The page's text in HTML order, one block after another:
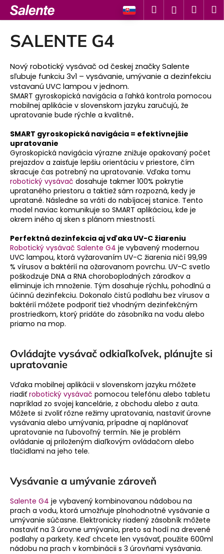
Prejsť
obsah
Hľadať
SALENTE G4
Nový robotický vysávač od českej značky Salente
sľubuje funkciu 3v1 – vysávanie, umývanie a dezinfekciu
vstavanú UVC lampou v jednom.
SMART gyroskopická navigácia a ľahká kontrola pomocou
mobilnej aplikácie v slovenskom jazyku zaručujú, že
upratovanie bude rýchle a kvalitné.
SMART gyroskopická navigácia = efektívnejšie
upratovanie
Gyroskopická navigácia výrazne znižuje opakovaný počet
prejazdov a zaisťuje lepšiu orientáciu v priestore, čím
skracuje čas potrebný na upratovanie. Vďaka tomu
robotický vysávač dosahuje takmer 100% pokrytie
uprataného priestoru a taktiež sám rozpozná, kedy je
upratané. Následne sa vráti do nabíjacej stanice. Tento
model naviac komunikuje so SMART aplikáciou, kde je
okrem iného aj sken s plánom miestností.
Perfektná dezinfekcia aj vďaka UV-C žiareniu
Robotický vysávač Salente G4 je vybavený modernou
UVC lampou, ktorá vyžarovaním UV-C žiarenia ničí 99,99
% vírusov a baktérií na ožarovanom povrchu. UV-C svetlo
poškodzuje DNA a RNA choroboplodných zárodkov a
eliminuje ich množenie. Tým dosahuje rýchlu, pohodlnú a
účinnú dezinfekciu. Dokonalo čistú podlahu bez vírusov a
baktérií môžete podporiť tiež vhodným dezinfekčným
prostriedkom, ktorý pridáte do zásobníka na vodu alebo
priamo na mop.
Ovládajte vysávač odkiaľkoľvek, plánujte si
upratovanie
Vďaka mobilnej aplikácii v slovenskom jazyku môžete
riadiť robotický vysávač pomocou telefónu alebo tabletu
napríklad zo svojej kancelárie, z obchodu alebo z auta.
Môžete si zvoliť rôzne režimy upratovania, nastaviť úrovne
vysávania alebo umývania, prípadne aj naplánovať
upratovanie na ľubovoľný termín. Nie je problém
ovládanie aj priloženým diaľkovým ovládačom alebo
tlačidlami na jeho tele.
Vysávanie a umývanie zároveň
Salente G4 je vybavený kombinovanou nádobou na
prach a vodu, ktorá umožňuje plnohodnotné vysávanie a
umývanie súčasne. Elektronicky riadený zásobník môžete
nastaviť na 3 úrovne umývania, preto sa hodí na drevené
podlahy a parkety. Keď chcete len vysávať, použite 600ml
nádobu na prach v kombinácii s 3 úrovňami vysávania.
o
o
p
o
t
r
e
b
u
j
e
t
e
n
á
j
s
ť
?